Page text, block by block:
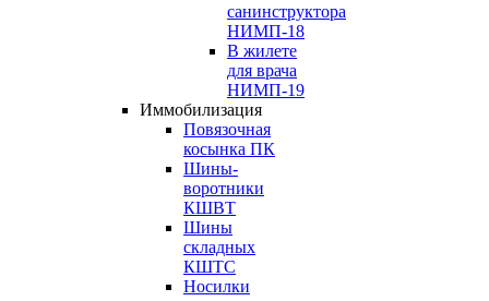
санинструктора
НИМП-18
В жилете
для врача
НИМП-19
Иммобилизация
Повязочная
косынка ПК
Шины-
воротники
КШВТ
Шины
складных
КШТС
Носилки